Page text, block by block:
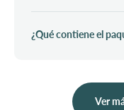
¿Qué contiene el
Ver